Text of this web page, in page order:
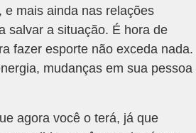
mais ainda nas relações
salvar a situação. É hora de
fazer esporte não exceda nada.
mudanças em sua pessoa
agora você o terá, já que